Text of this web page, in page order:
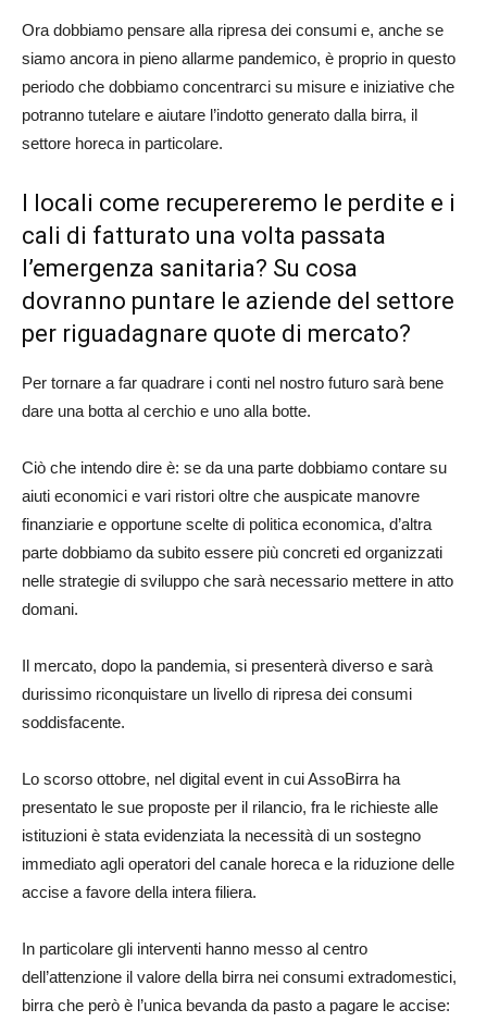
Ora dobbiamo pensare alla ripresa dei consumi e, anche se
siamo ancora in pieno allarme pandemico, è proprio in questo
periodo che dobbiamo concentrarci su misure e iniziative che
potranno tutelare e aiutare l’indotto generato dalla birra, il
settore horeca in particolare.
I locali come recupereremo le perdite e i
cali di fatturato una volta passata
l’emergenza sanitaria? Su cosa
dovranno puntare le aziende del settore
per riguadagnare quote di mercato?
Per tornare a far quadrare i conti nel nostro futuro sarà bene
dare una botta al cerchio e uno alla botte.
Ciò che intendo dire è: se da una parte dobbiamo contare su
aiuti economici e vari ristori oltre che auspicate manovre
finanziarie e opportune scelte di politica economica, d’altra
parte dobbiamo da subito essere più concreti ed organizzati
nelle strategie di sviluppo che sarà necessario mettere in atto
domani.
Il mercato, dopo la pandemia, si presenterà diverso e sarà
durissimo riconquistare un livello di ripresa dei consumi
soddisfacente.
Lo scorso ottobre, nel digital event in cui AssoBirra ha
presentato le sue proposte per il rilancio, fra le richieste alle
istituzioni è stata evidenziata la necessità di un sostegno
immediato agli operatori del canale horeca e la riduzione delle
accise a favore della intera filiera.
In particolare gli interventi hanno messo al centro
dell’attenzione il valore della birra nei consumi extradomestici,
birra che però è l’unica bevanda da pasto a pagare le accise: